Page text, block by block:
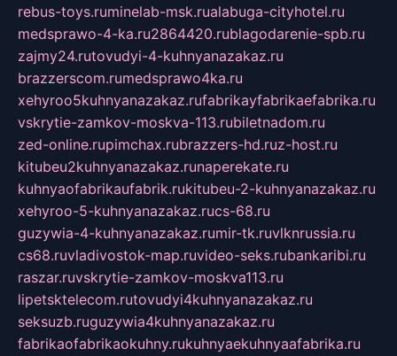
rebus-toys.ruminelab-msk.rualabuga-cityhotel.ru
medsprawo-4-ka.ru2864420.rublagodarenie-spb.ru
zajmy24.rutovudyi-4-kuhnyanazakaz.ru
brazzerscom.rumedsprawo4ka.ru
xehyroo5kuhnyanazakaz.rufabrikayfabrikaefabrika.ru
vskrytie-zamkov-moskva-113.rubiletnadom.ru
zed-online.rupimchax.rubrazzers-hd.ruz-host.ru
kitubeu2kuhnyanazakaz.runaperekate.ru
kuhnyaofabrikaufabrik.rukitubeu-2-kuhnyanazakaz.ru
xehyroo-5-kuhnyanazakaz.rucs-68.ru
guzywia-4-kuhnyanazakaz.rumir-tk.ruvlknrussia.ru
cs68.ruvladivostok-map.ruvideo-seks.rubankaribi.ru
raszar.ruvskrytie-zamkov-moskva113.ru
lipetsktelecom.rutovudyi4kuhnyanazakaz.ru
seksuzb.ruguzywia4kuhnyanazakaz.ru
fabrikaofabrikaokuhny.rukuhnyaekuhnyaafabrika.ru